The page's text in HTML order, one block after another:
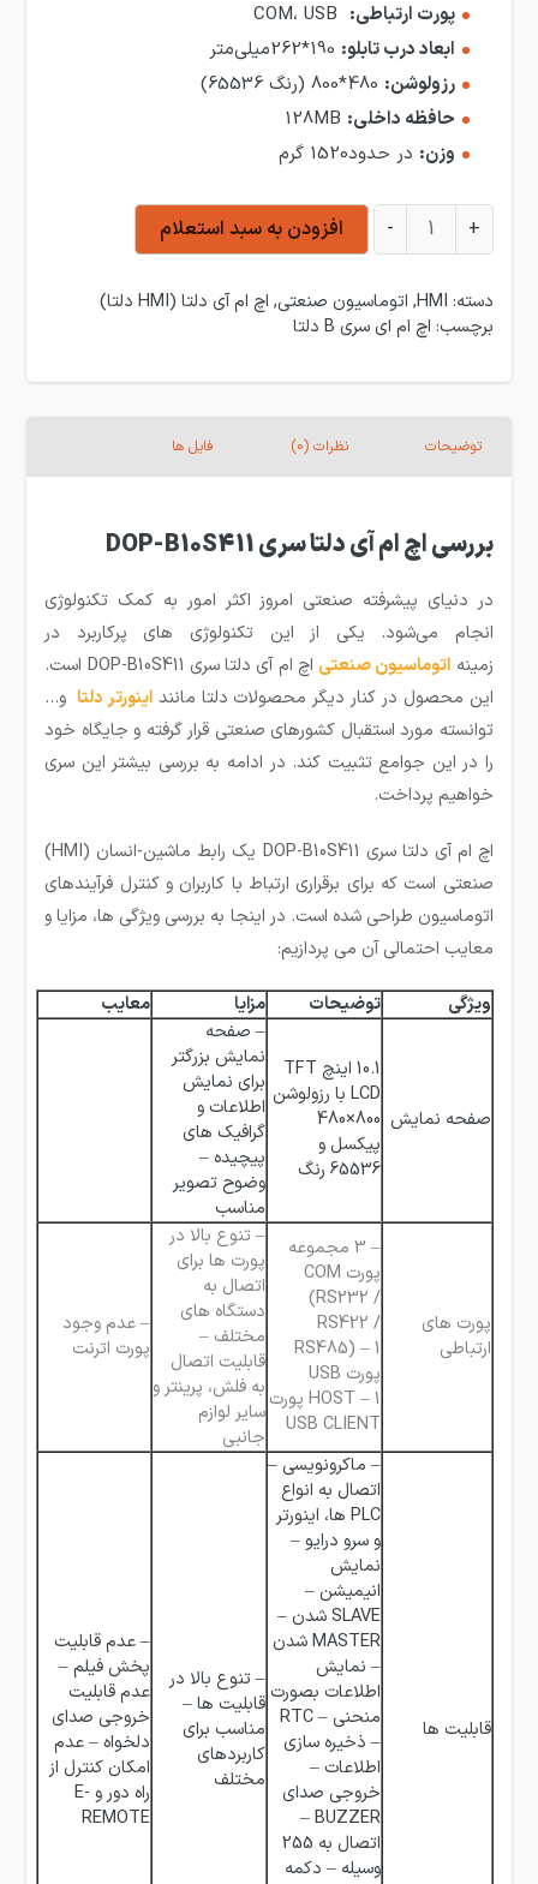
پورت ارتباطی:
ابعاد درب تابلو:
رزولوشن:
حافظه داخلی:
وزن: در حدود1520 گرم
HMI دلتا مدل DOP-B10S411 عدد
+
- افزودن به سبد استعلام
دسته: HMI
, اتوماسیون صنعتی, اچ ام آی دلتا (HMI دلتا)
برچسب: اچ ام ای سری B دلتا
توضیحات نظرات (0) فایل ها
بررسی اچ ام آی دلتا سری DOP-B10S411
در دنیای پیشرفته صنعتی امروز اکثر امور به کمک تکنولوژی
انجام می‌شود. یکی از این تکنولوژی های پرکاربرد در
زمینه اتوماسیون صنعتی
اچ ام آی دلتا سری DOP-B10S411 است.
این محصول در کنار دیگر محصولات دلتا ماننداینورتر دلتا و…
توانسته مورد استقبال کشورهای صنعتی قرار گرفته و جایگاه خود
را در این جوامع تثبیت کند. در ادامه به بررسی بیشتر این سری
خواهیم پرداخت.
اچ ام آی دلتا سری DOP-B10S411 یک رابط ماشین-انسان (HMI)
صنعتی است که برای برقراری ارتباط با کاربران و کنترل فرآیندهای
اتوماسیون طراحی شده است. در اینجا به بررسی ویژگی ها، مزایا و
معایب احتمالی آن می پردازیم:
ویژگی توضیحات مزایا معایب
صفحه نمایش
10.1 اینچ TFT
LCD با رزولوشن
800×480
پیکسل و
65536 رنگ
– صفحه
نمایش بزرگتر
برای نمایش
اطلاعات و
گرافیک های
پیچیده –
وضوح تصویر
مناسب
پورت های
ارتباطی
– 3 مجموعه
پورت COM
(RS232 /
RS422 /
RS485) – 1
پورت USB
HOST – 1 پورت
USB CLIENT
– تنوع بالا در
پورت ها برای
اتصال به
دستگاه های
مختلف –
قابلیت اتصال
به فلش، پرینتر و
سایر لوازم
جانبی
– عدم وجود
پورت اترنت
قابلیت ها
– ماکرونویسی –
اتصال به انواع
PLC ها، اینورتر
و سرو درایو –
نمایش
انیمیشن –
SLAVE شدن –
MASTER شدن
– نمایش
اطلاعات بصورت
منحنی – RTC
– ذخیره سازی
اطلاعات –
خروجی صدای
BUZZER –
اتصال به 255
وسیله – دکمه
– تنوع بالا در
قابلیت ها –
مناسب برای
کاربردهای
مختلف
– عدم قابلیت
پخش فیلم –
عدم قابلیت
خروجی صدای
دلخواه – عدم
امکان کنترل از
راه دور و E-
REMOTE